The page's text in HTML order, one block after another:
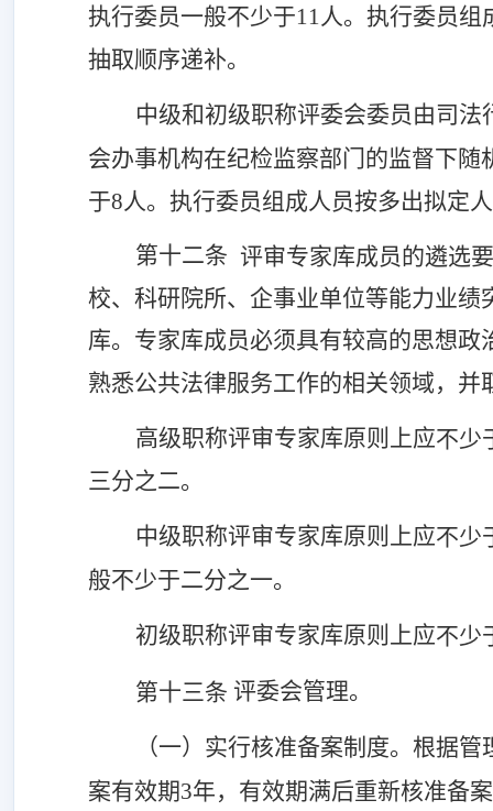
执行委员一般不少于11人。执行委员
抽取顺序递补。
中级和初级职称评委会委员由司法
会办事机构在纪检监察部门的监督下
于8人。执行委员组成人员按多出拟定
第十二条 评审专家库成员的遴选
校、科研院所、企事业单位等能力业绩
库。专家库成员必须具有较高的思想政
熟悉公共法律服务工作的相关领域，并
高级职称评审专家库原则上应不少
三分之二。
中级职称评审专家库原则上应不少
般不少于二分之一。
初级职称评审专家库原则上应不少
第十三条 评委会管理。
（一）实行核准备案制度。根据
案有效期3年，有效期满后重新核准备